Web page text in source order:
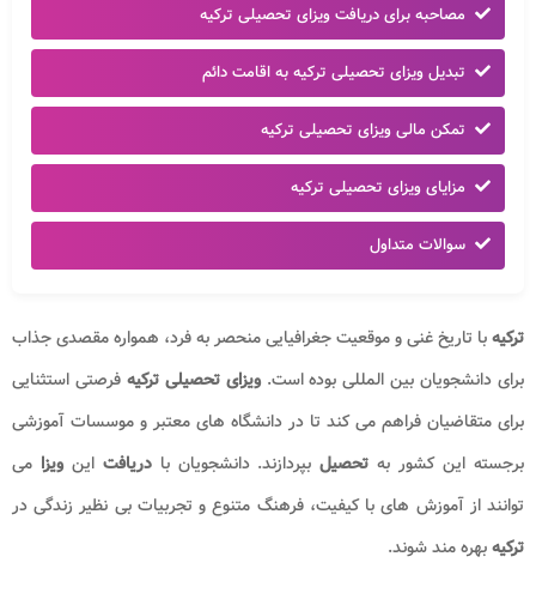
مصاحبه برای دریافت ویزای تحصیلی ترکیه
تبدیل ویزای تحصیلی ترکیه به اقامت دائم
تمکن مالی ویزای تحصیلی ترکیه
مزایای ویزای تحصیلی ترکیه
سوالات متداول
ترکیهبا تاریخ غنی و موقعیت جغرافیایی منحصر به فرد، همواره مقصدی جذاب
برای دانشجویان بین المللی بوده است.ویزای تحصیلی ترکیه فرصتی استثنایی
برای متقاضیان فراهم می کند تا در دانشگاه های معتبر و موسسات آموزشی
برجسته این کشور به تحصیل بپردازند. دانشجویان بادریافتاینویزا می
توانند از آموزش های با کیفیت، فرهنگ متنوع و تجربیات بی نظیر زندگی در
ترکیهبهره مند شوند.